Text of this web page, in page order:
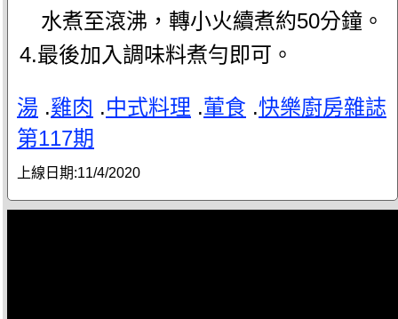
水煮至滾沸，轉小火續煮約50分鐘。
4.最後加入調味料煮勻即可。
湯 .雞肉 .中式料理 .葷食 .快樂廚房雜誌
第117期
上線日期:11/4/2020